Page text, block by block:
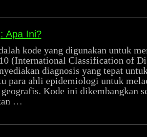
Apa Ini?
kode yang digunakan untuk
(International Classification of
diagnosis yang tepat
para ahli epidemiologi untuk
Kode ini dikembangkan
…